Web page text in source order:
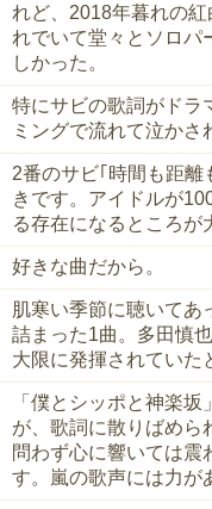
れど、2018年暮れの
れでいて堂々とソロパ
しかった。
特にサビの歌詞がドラ
ミングで流れて泣かさ
2番のサビ｢時間も距離
きです。アイドルが
る存在になるところ
好きな曲だから。
肌寒い季節に聴いてあ
詰まった1曲。多田慎
大限に発揮されていた
「僕とシッポと神楽
が、歌詞に散りばめら
問わず心に響いては震
す。嵐の歌声には力が